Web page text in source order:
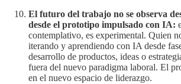
El futuro del trabajo no se observa
desde el prototipo impulsado con IA:
contemplativo, es experimental. Quien
iterando y aprendiendo con IA desde
desarrollo de productos, ideas o
fuera del nuevo paradigma laboral. El
en el nuevo espacio de liderazgo.